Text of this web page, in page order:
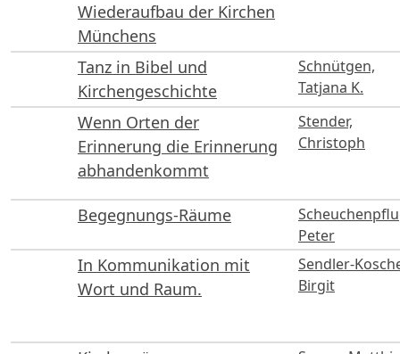
Wiederaufbau der Kirchen
Münchens
Tanz in Bibel und
Kirchengeschichte
Schnütgen,
Tatjana K.
Wenn Orten der
Erinnerung die Erinnerung
abhandenkommt
Stender,
Christoph
Begegnungs-Räume
Peter
In Kommunikation mit
Wort und Raum.
Sendler-
Birgit